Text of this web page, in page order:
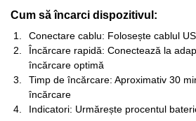
Cum să încarci dispozitivul:
Conectare cablu: Folosește cablul
Încărcare rapidă: Conectează la
încărcare optimă
Timp de încărcare: Aproximativ 30
încărcare
Indicatori: Urmărește procentul